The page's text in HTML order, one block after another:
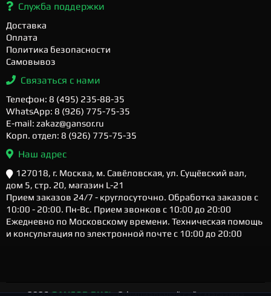
Служба поддержки
Доставка
Оплата
Политика безопасности
Самовывоз
Связаться с нами
Телефон: 8 (495) 235-88-35
WhatsApp: 8 (926) 775-75-35
E-mail: zakaz@gansor.ru
Корп. отдел: 8 (926) 775-75-35
Наш адрес
127018, г. Москва, м. Савёловская, ул. Сущёвский вал,
дом 5, стр. 20, магазин L-21
Прием заказов 24/7 - круглосуточно. Обработка заказов с
10:00 - 20:00. Пн-Вс. Прием звонков с 10:00 до 20:00
Ежедневно по Московскому времени. Техническая помощь
и консультация по электронной почте с 10:00 до 20:00